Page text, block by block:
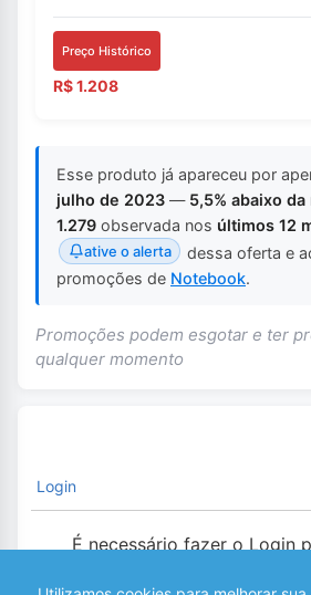
Preço Histórico
R$ 1.208
Esse produto já apareceu por
julho de 2023 — 5,5% abaixo da
1.279 observada nos últimos 12
ative o alerta
dessa oferta e
promoções de Notebook.
Promoções podem esgotar e ter
qualquer momento
Login
É necessário fazer o Login